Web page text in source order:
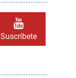
Suscríbete